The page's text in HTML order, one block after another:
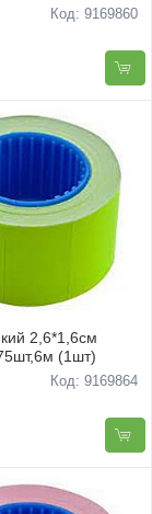
Код: 9169860
2,6*1,6см
(1шт)
Код: 9169864